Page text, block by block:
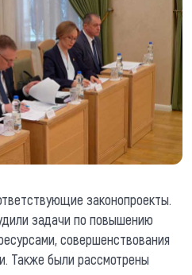
законопроекты.
задачи по повышению
совершенствования
Также были рассмотрены